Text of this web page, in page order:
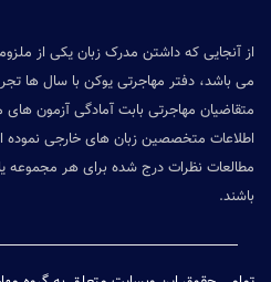
از آنجایی که داشتن مدرک زبان یکی از
می باشد، دفتر مهاجرتی یوکن با سال ها
متقاضیان مهاجرتی بابت آمادگی آزمون
اطلاعات متخصصین زبان های خارجی نموده
مطالعات نظرات درج شده برای هر مجموعه یا
باشند.